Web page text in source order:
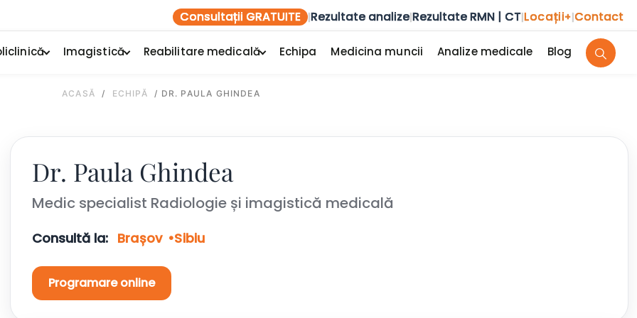
Consultații GRATUITE |Rezultate analize|Rezultate RMN | CT|Locații+|Contact
Imagistică Reabilitare medicală Echipa Medicina muncii Analize medicale Blog
ACASĂ / ECHIPĂ / DR. PAULA GHINDEA
Dr. Paula Ghindea
Medic specialist Radiologie și imagistică medicală
Consultă la: Brașov Sibiu
Programare online